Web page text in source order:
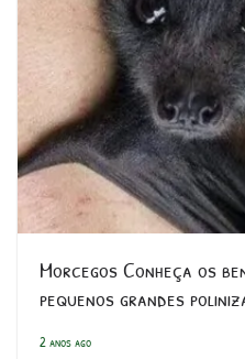
Morcegos Conheça os
pequenos grandes
2 anos ago